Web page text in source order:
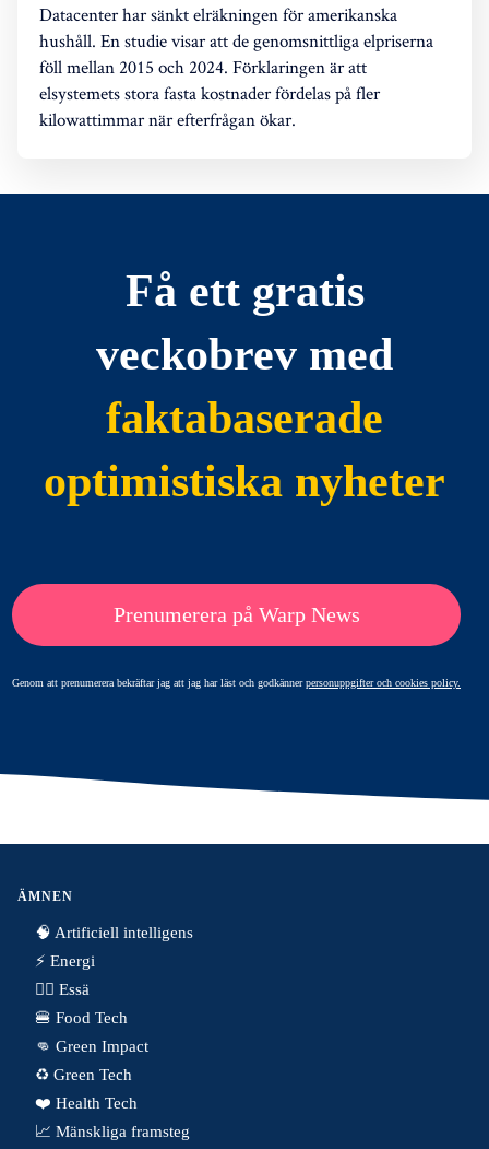
Datacenter har sänkt elräkningen för amerikanska
hushåll. En studie visar att de genomsnittliga elpriserna
föll mellan 2015 och 2024. Förklaringen är att
elsystemets stora fasta kostnader fördelas på fler
kilowattimmar när efterfrågan ökar.
Få ett gratis
veckobrev med
faktabaserade
optimistiska nyheter
Prenumerera på Warp News
Genom att prenumerera bekräftar jag att jag har läst och godkännerpersonuppgifter och cookies policy.
ÄMNEN
🧠 Artificiell intelligens
⚡️ Energi
✍🏼 Essä
🍔 Food Tech
👊 Green Impact
♻️ Green Tech
❤️ Health Tech
📈 Mänskliga framsteg